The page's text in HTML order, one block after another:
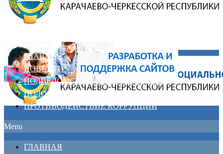
ГЛАВНАЯ
НОВОСТИ
ПОДВЕДОМСТВЕННЫЕ УЧРЕЖДЕНИЯ
ПОЛОЖЕНИЕ О МИНИСТЕРСТВЕ
ПРОТИВОДЕЙСТВИЕ КОРРУПЦИИ
Menu
ГЛАВНАЯ